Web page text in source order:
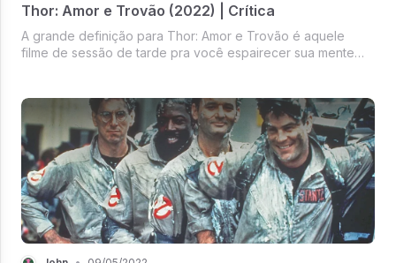
Thor: Amor e Trovão (2022) | Crítica
A grande definição para Thor: Amor e Trovão é aquele
filme de sessão de tarde pra você espairecer sua mente
Bond: Um vilão muito mal ...